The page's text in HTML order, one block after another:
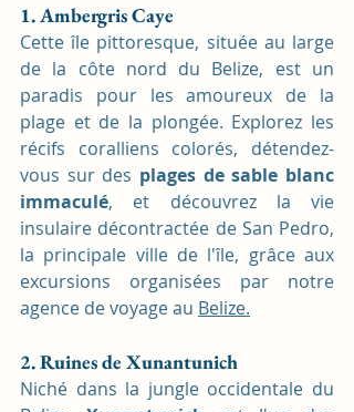
1. Ambergris Caye
Cette île pittoresque, située au large
de la côte nord du Belize, est un
paradis pour les amoureux de la
plage et de la plongée. Explorez les
récifs coralliens colorés, détendez-
vous sur des plages de sable blanc
immaculé, et découvrez la vie
insulaire décontractée de San Pedro,
la principale ville de l'île, grâce aux
excursions organisées par notre
agence de voyage au Belize.
2. Ruines de Xunantunich
Niché dans la jungle occidentale du